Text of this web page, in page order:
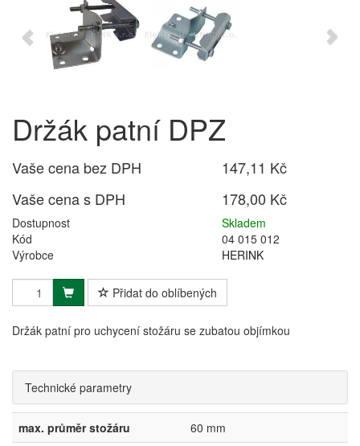
Držák patní DPZ
Vaše cena bez DPH
147,11 Kč
Vaše cena s DPH
178,00 Kč
Dostupnost
Skladem
Kód
04 015 012
Výrobce
HERINK
Přidat do oblíbených
Držák patní pro uchycení stožáru se zubatou objímkou
Technické parametry
max. průměr stožáru
60 mm